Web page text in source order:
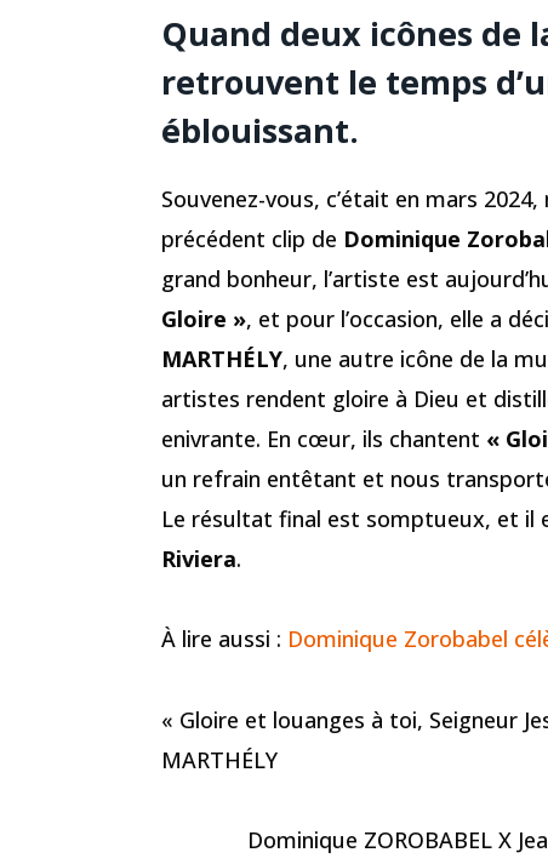
Quand deux icônes de
retrouvent le temps
éblouissant.
Souvenez-vous, c’était en mars
précédent clip de Dominique
grand bonheur, l’artiste est
Gloire », et pour l’occasion, elle a
MARTHÉLY, une autre icône de la
artistes rendent gloire à Dieu et
enivrante. En cœur, ils chantent «
un refrain entêtant et nous
Le résultat final est somptueux, et il
Riviera.
À lire aussi : Dominique Zorobabel
« Gloire et louanges à toi, Seigneur
MARTHÉLY
Dominique ZOROBABEL X